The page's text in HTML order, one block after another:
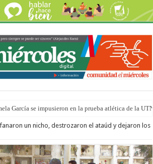
García se impusieron en la prueba atlética de la
un nicho, destrozaron el ataúd y dejaron los